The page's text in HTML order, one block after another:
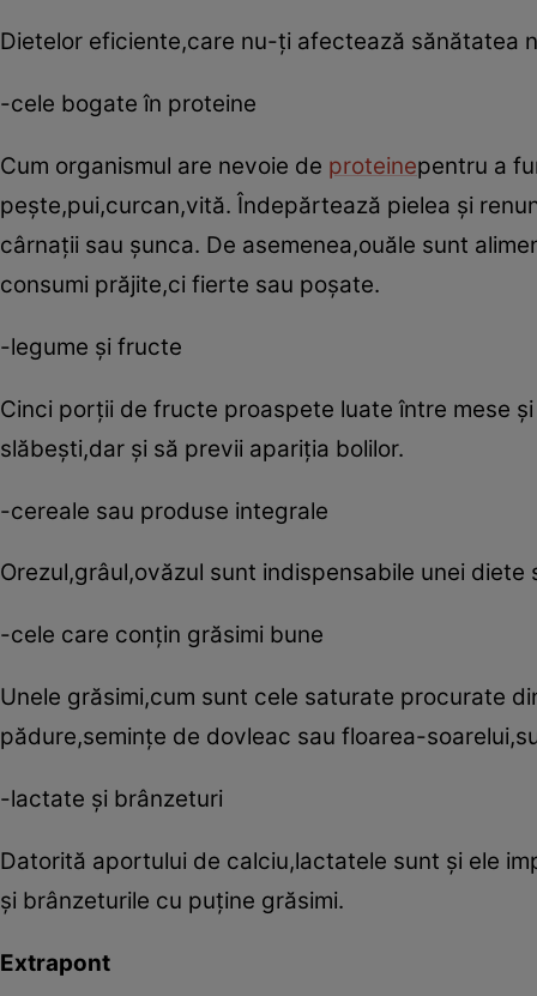
Dietelor eficiente,care nu-ţi afectează sănătatea
-cele bogate în proteine
Cum organismul are nevoie de proteinepentru a
peşte,pui,curcan,vită. Îndepărtează pielea şi
cârnaţii sau şunca. De asemenea,ouăle sunt
consumi prăjite,ci fierte sau poşate.
-legume şi fructe
Cinci porţii de fructe proaspete luate între mese
slăbeşti,dar şi să previi apariţia bolilor.
-cereale sau produse integrale
Orezul,grâul,ovăzul sunt indispensabile unei diete
-cele care conţin grăsimi bune
Unele grăsimi,cum sunt cele saturate procurate
pădure,seminţe de dovleac sau floarea-
-lactate şi brânzeturi
Datorită aportului de calciu,lactatele sunt şi ele
şi brânzeturile cu puţine grăsimi.
Extrapont